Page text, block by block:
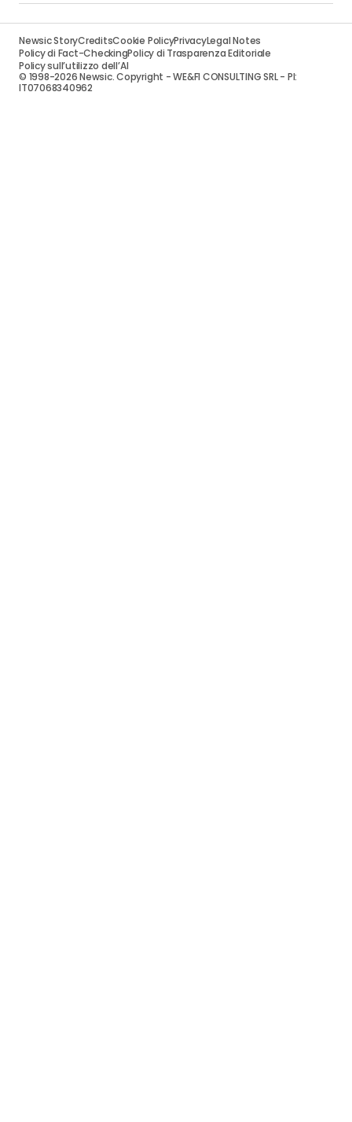
Newsic StoryCreditsCookie PolicyPrivacyLegal Notes
Policy di Fact-CheckingPolicy di Trasparenza Editoriale
Policy sull’utilizzo dell’AI
© 1998-2026 Newsic. Copyright - WE&FI CONSULTING SRL - PI:
IT07068340962